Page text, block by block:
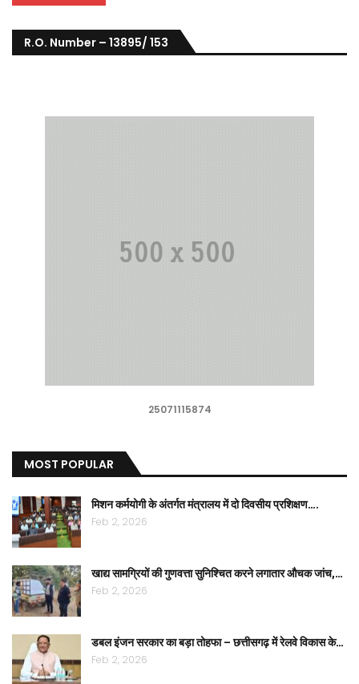
R.O. Number – 13895/ 153
25071115874
MOST POPULAR
मिशन कर्मयोगी के अंतर्गत मंत्रालय में दो दिवसीय प्रशिक्षण….
Feb 2, 2026
खाद्य सामग्रियों की गुणवत्ता सुनिश्चित करने लगातार औचक जांच,…
Feb 2, 2026
डबल इंजन सरकार का बड़ा तोहफा – छत्तीसगढ़ में रेलवे विकास के…
Feb 2, 2026